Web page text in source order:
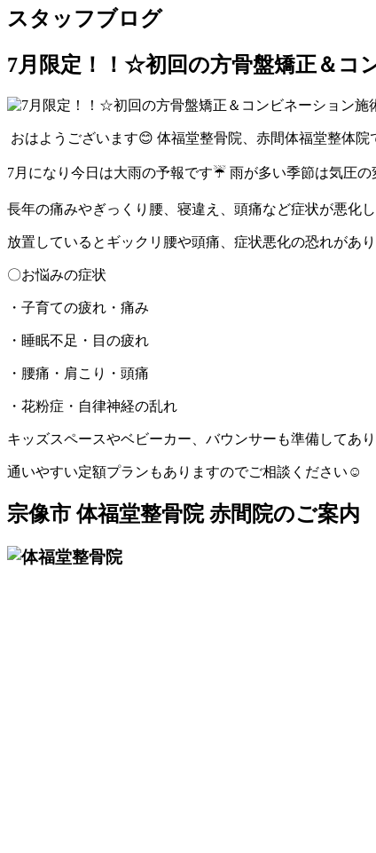
スタッフブログ
7月限定！！☆初回の方骨盤矯正＆コ
おはようございます😊 体福堂整骨院、赤間体福堂整体院
7月になり今日は大雨の予報です☔ 雨が多い季節は気圧の
長年の痛みやぎっくり腰、寝違え、頭痛など症状が悪化
放置しているとギックリ腰や頭痛、症状悪化の恐れがあ
〇お悩みの症状
・子育ての疲れ・痛み
・睡眠不足・目の疲れ
・腰痛・肩こり・頭痛
・花粉症・自律神経の乱れ
キッズスペースやベビーカー、バウンサーも準備してあ
通いやすい定額プランもありますのでご相談ください☺
宗像市 体福堂整骨院 赤間院のご案内